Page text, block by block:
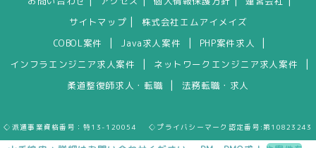
サイトマップ
株式会社エムアイメイズ
COBOL案件
Java求人案件 PHP案件求人
インフラエンジニア求人案件 ネットワークエンジニア求人案件
柔道整復師求人・転職 法務転職・求人
◇派遣事業資格番号：特13-120054 ◇プライバシーマーク認定番号:第10823243